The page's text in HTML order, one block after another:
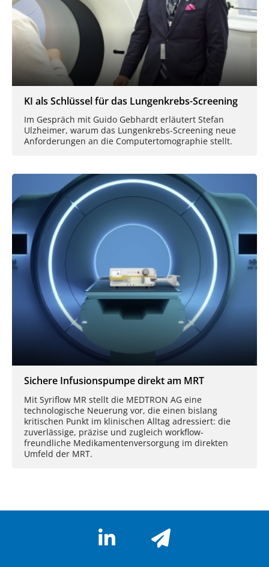
KI als Schlüssel für das Lungenkrebs-Screening
Im Gespräch mit Guido Gebhardt erläutert Stefan
Ulzheimer, warum das Lungenkrebs-Screening neue
Anforderungen an die Computertomographie stellt.
Sichere Infusionspumpe direkt am MRT
Mit Syriflow MR stellt die MEDTRON AG eine
technologische Neuerung vor, die einen bislang
kritischen Punkt im klinischen Alltag adressiert: die
zuverlässige, präzise und zugleich workflow-
freundliche Medikamentenversorgung im direkten
Umfeld der MRT.